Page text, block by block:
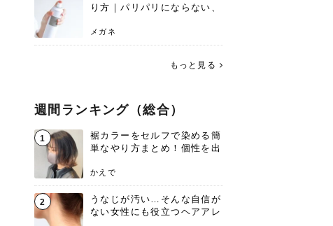
り方｜パリパリにならない、
メガネ
もっと見る
週間ランキング（総合）
1
裾カラーをセルフで染める簡
単なやり方まとめ！個性を出
かえで
2
うなじが汚い…そんな自信が
ない女性にも役立つヘアアレ